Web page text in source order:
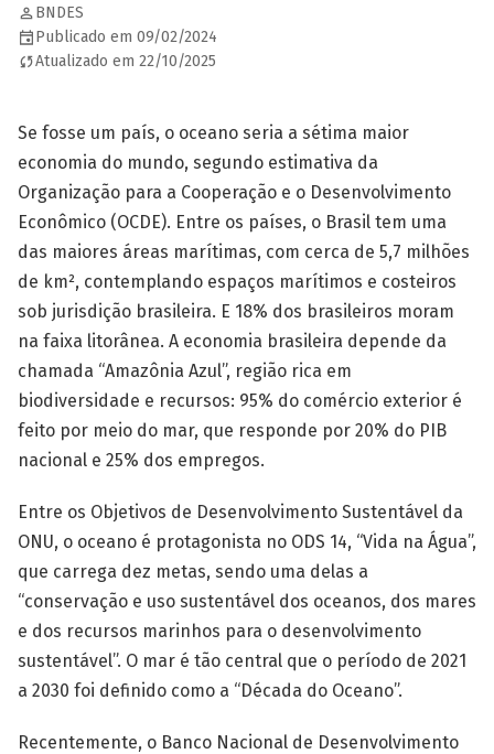
BNDES
Publicado em 09/02/2024
Atualizado em 22/10/2025
Se fosse um país, o oceano seria a sétima maior
economia do mundo, segundo estimativa da
Organização para a Cooperação e o Desenvolvimento
Econômico (OCDE). Entre os países, o Brasil tem uma
das maiores áreas marítimas, com cerca de 5,7 milhões
de km², contemplando espaços marítimos e costeiros
sob jurisdição brasileira. E 18% dos brasileiros moram
na faixa litorânea. A economia brasileira depende da
chamada “Amazônia Azul”, região rica em
biodiversidade e recursos: 95% do comércio exterior é
feito por meio do mar, que responde por 20% do PIB
nacional e 25% dos empregos.
Entre os Objetivos de Desenvolvimento Sustentável da
ONU, o oceano é protagonista no ODS 14, “Vida na Água”,
que carrega dez metas, sendo uma delas a
“conservação e uso sustentável dos oceanos, dos mares
e dos recursos marinhos para o desenvolvimento
sustentável”. O mar é tão central que o período de 2021
a 2030 foi definido como a “Década do Oceano”.
Recentemente, o Banco Nacional de Desenvolvimento